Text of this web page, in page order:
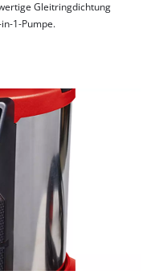
Gleitringdichtung
1-Pumpe.